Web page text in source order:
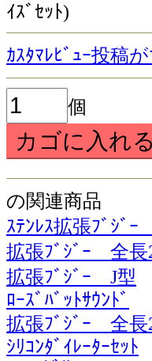
ｲｽﾞｾｯﾄ)
ｶｽﾀﾏﾚﾋﾞｭｰ投稿
個
の関連商品
ｽﾃﾝﾚｽ拡張ﾌﾞｼﾞｰ
拡張ﾌﾞｼﾞｰ 全長
拡張ﾌﾞｼﾞｰ J型
ﾛｰｽﾞﾊﾞｯﾄｻｳﾝﾄﾞ
拡張ﾌﾞｼﾞｰ 全長
ｼﾘｺﾝﾀﾞｲﾚｰﾀｰｾｯﾄ